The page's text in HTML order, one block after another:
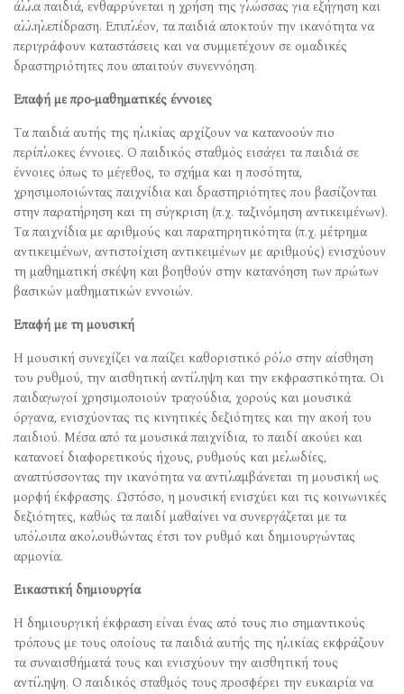
άλλα παιδιά, ενθαρρύνεται η χρήση της γλώσσας για εξήγηση και
αλληλεπίδραση. Επιπλέον, τα παιδιά αποκτούν την ικανότητα να
περιγράφουν καταστάσεις και να συμμετέχουν σε ομαδικές
δραστηριότητες που απαιτούν συνεννόηση.
Επαφή με προ-μαθηματικές έννοιες
Τα παιδιά αυτής της ηλικίας αρχίζουν να κατανοούν πιο
περίπλοκες έννοιες. Ο παιδικός σταθμός εισάγει τα παιδιά σε
έννοιες όπως το μέγεθος, το σχήμα και η ποσότητα,
χρησιμοποιώντας παιχνίδια και δραστηριότητες που βασίζονται
στην παρατήρηση και τη σύγκριση (π.χ. ταξινόμηση αντικειμένων).
Τα παιχνίδια με αριθμούς και παρατηρητικότητα (π.χ. μέτρημα
αντικειμένων, αντιστοίχιση αντικειμένων με αριθμούς) ενισχύουν
τη μαθηματική σκέψη και βοηθούν στην κατανόηση των πρώτων
βασικών μαθηματικών εννοιών.
Επαφή με τη μουσική
Η μουσική συνεχίζει να παίζει καθοριστικό ρόλο στην αίσθηση
του ρυθμού, την αισθητική αντίληψη και την εκφραστικότητα. Οι
παιδαγωγοί χρησιμοποιούν τραγούδια, χορούς και μουσικά
όργανα, ενισχύοντας τις κινητικές δεξιότητες και την ακοή του
παιδιού. Μέσα από τα μουσικά παιχνίδια, το παιδί ακούει και
κατανοεί διαφορετικούς ήχους, ρυθμούς και μελωδίες,
αναπτύσσοντας την ικανότητα να αντιλαμβάνεται τη μουσική ως
μορφή έκφρασης. Ωστόσο, η μουσική ενισχύει και τις κοινωνικές
δεξιότητες, καθώς τα παιδί μαθαίνει να συνεργάζεται με τα
υπόλοιπα ακολουθώντας έτσι τον ρυθμό και δημιουργώντας
αρμονία.
Εικαστική δημιουργία
Η δημιουργική έκφραση είναι ένας από τους πιο σημαντικούς
τρόπους με τους οποίους τα παιδιά αυτής της ηλικίας εκφράζουν
τα συναισθήματά τους και ενισχύουν την αισθητική τους
αντίληψη. Ο παιδικός σταθμός τους προσφέρει την ευκαιρία να